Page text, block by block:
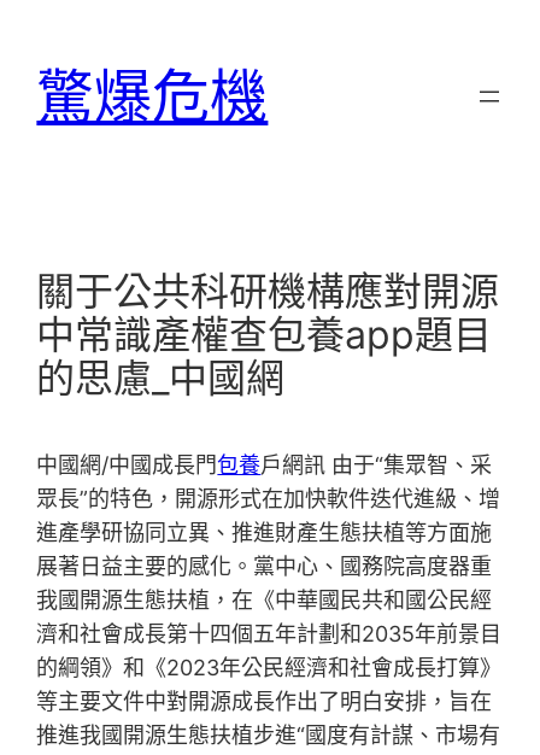
驚爆危機
關于公共科研機構應對開源
中常識產權查包養app題目
的思慮_中國網
中國網/中國成長門包養戶網訊 由于“集眾智、采
眾長”的特色，開源形式在加快軟件迭代進級、增
進產學研協同立異、推進財產生態扶植等方面施
展著日益主要的感化。黨中心、國務院高度器重
我國開源生態扶植，在《中華國民共和國公民經
濟和社會成長第十四個五年計劃和2035年前景目
的綱領》和《2023年公民經濟和社會成長打算》
等主要文件中對開源成長作出了明白安排，旨在
推進我國開源生態扶植步進“國度有計謀、市場有